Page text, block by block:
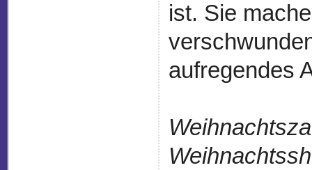
ist. Sie
aufregendes